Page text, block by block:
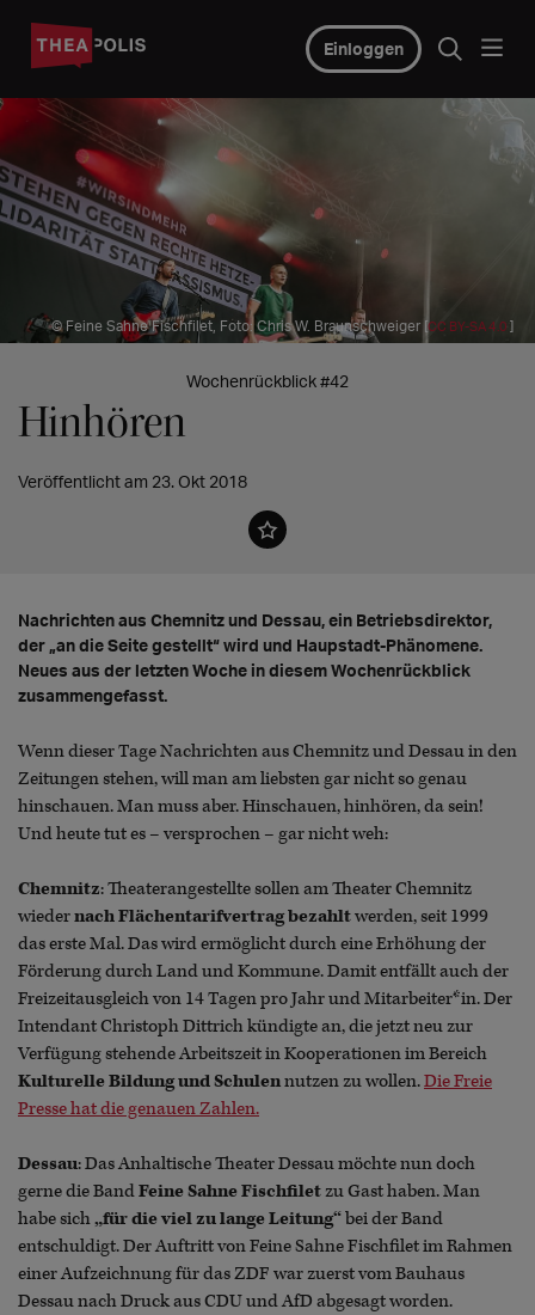
Einloggen
© Feine Sahne Fischfilet, Foto: Chris W. Braunschweiger [CC BY-SA 4.0 ]
Wochenrückblick #42
Hinhören
Veröffentlicht am 23. Okt 2018
Nachrichten aus Chemnitz und Dessau, ein Betriebsdirektor,
der „an die Seite gestellt“ wird und Haupstadt-Phänomene.
Neues aus der letzten Woche in diesem Wochenrückblick
zusammengefasst.
Wenn dieser Tage Nachrichten aus Chemnitz und Dessau in den
Zeitungen stehen, will man am liebsten gar nicht so genau
hinschauen. Man muss aber. Hinschauen, hinhören, da sein!
Und heute tut es – versprochen – gar nicht weh:
Chemnitz: Theaterangestellte sollen am Theater Chemnitz
wiedernach Flächentarifvertrag bezahltwerden, seit 1999
das erste Mal. Das wird ermöglicht durch eine Erhöhung der
Förderung durch Land und Kommune. Damit entfällt auch der
Freizeitausgleich von 14 Tagen pro Jahr und Mitarbeiter*in. Der
Intendant Christoph Dittrich kündigte an, die jetzt neu zur
Verfügung stehende Arbeitszeit in Kooperationen im Bereich
Kulturelle Bildung und Schulennutzen zu wollen.Die Freie
Presse hat die genauen Zahlen.
Dessau: Das Anhaltische Theater Dessau möchte nun doch
gerne die BandFeine Sahne Fischfiletzu Gast haben. Man
habe sich„für die viel zu lange Leitung“bei der Band
entschuldigt. Der Auftritt von Feine Sahne Fischfilet im Rahmen
einer Aufzeichnung für das ZDF war zuerst vom Bauhaus
Dessau nach Druck aus CDU und AfD abgesagt worden.